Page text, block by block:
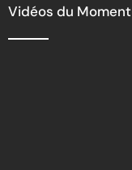
Vidéos du Moment